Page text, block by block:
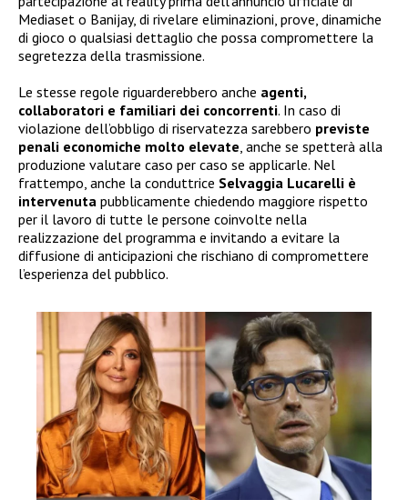
Mediaset o Banijay, di rivelare eliminazioni, prove, dinamiche
di gioco o qualsiasi dettaglio che possa compromettere la
segretezza della trasmissione.
Le stesse regole riguarderebbero anche agenti,
collaboratori e familiari dei concorrenti. In caso di
violazione dell’obbligo di riservatezza sarebbero previste
penali economiche molto elevate , anche se spetterà alla
produzione valutare caso per caso se applicarle. Nel
frattempo, anche la conduttrice Selvaggia Lucarelli è
intervenuta pubblicamente chiedendo maggiore rispetto
per il lavoro di tutte le persone coinvolte nella
realizzazione del programma e invitando a evitare la
diffusione di anticipazioni che rischiano di compromettere
l’esperienza del pubblico.